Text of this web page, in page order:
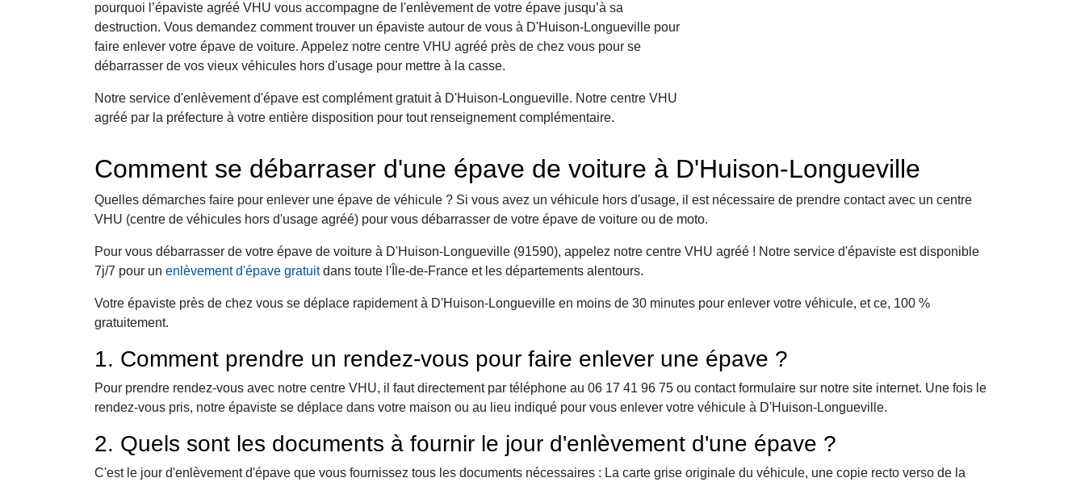
pourquoi l’épaviste agréé VHU vous accompagne de l'enlèvement de votre épave jusqu’à sa
destruction. Vous demandez comment trouver un épaviste autour de vous à D'Huison-Longueville pour
faire enlever votre épave de voiture. Appelez notre centre VHU agréé près de chez vous pour se
débarrasser de vos vieux véhicules hors d'usage pour mettre à la casse.
Notre service d'enlèvement d'épave est complément gratuit à D'Huison-Longueville. Notre centre VHU
agréé par la préfecture à votre entière disposition pour tout renseignement complémentaire.
Comment se débarraser d'une épave de voiture à D'Huison-Longueville
Quelles démarches faire pour enlever une épave de véhicule ? Si vous avez un véhicule hors d'usage, il est nécessaire de prendre contact avec un centre
VHU (centre de véhicules hors d'usage agréé) pour vous débarrasser de votre épave de voiture ou de moto.
Pour vous débarrasser de votre épave de voiture à D'Huison-Longueville (91590), appelez notre centre VHU agréé ! Notre service d'épaviste est disponible
7j/7 pour un enlèvement d'épave gratuitdans toute l'Île-de-France et les départements alentours.
Votre épaviste près de chez vous se déplace rapidement à D'Huison-Longueville en moins de 30 minutes pour enlever votre véhicule, et ce, 100 %
gratuitement.
1. Comment prendre un rendez-vous pour faire enlever une épave ?
Pour prendre rendez-vous avec notre centre VHU, il faut directement par téléphone au 06 17 41 96 75 ou contact formulaire sur notre site internet. Une fois le
rendez-vous pris, notre épaviste se déplace dans votre maison ou au lieu indiqué pour vous enlever votre véhicule à D'Huison-Longueville.
2. Quels sont les documents à fournir le jour d'enlèvement d'une épave ?
C'est le jour d'enlèvement d'épave que vous fournissez tous les documents nécessaires : La carte grise originale du véhicule, une copie recto verso de la